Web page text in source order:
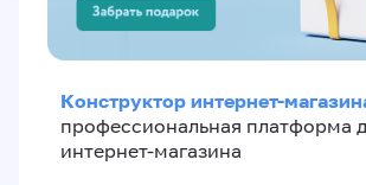
Конструктор интернет-
профессиональная платформа
интернет-магазина